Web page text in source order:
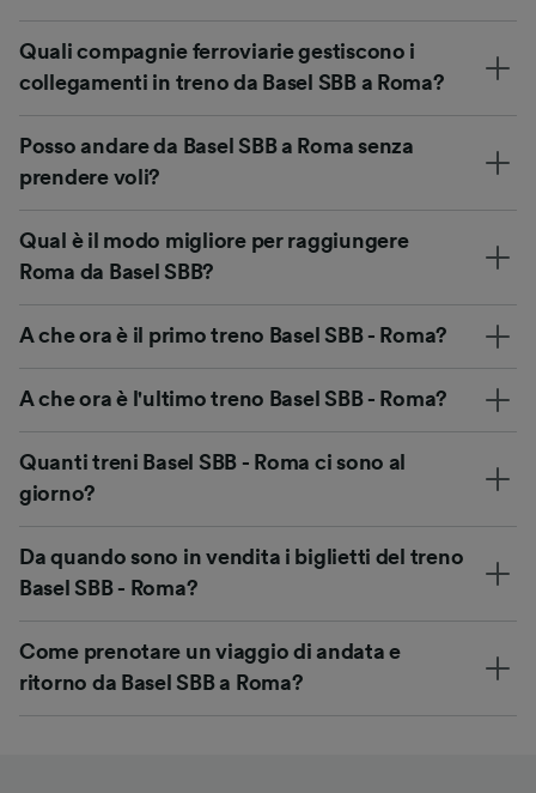
Quali compagnie ferroviarie gestiscono i
collegamenti in treno da Basel SBB a Roma?
Posso andare da Basel SBB a Roma senza
prendere voli?
Qual è il modo migliore per raggiungere
Roma da Basel SBB?
A che ora è il primo treno Basel SBB - Roma?
A che ora è l'ultimo treno Basel SBB - Roma?
Quanti treni Basel SBB - Roma ci sono al
giorno?
Da quando sono in vendita i biglietti del treno
Basel SBB - Roma?
Come prenotare un viaggio di andata e
ritorno da Basel SBB a Roma?